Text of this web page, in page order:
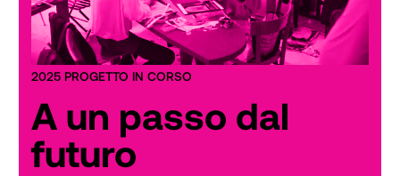
2025 PROGETTO IN CORSO
A un passo dal
futuro